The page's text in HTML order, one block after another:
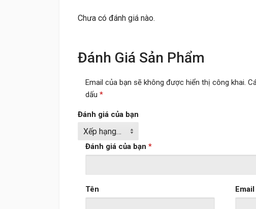
Chưa có đánh giá nào.
Đánh Giá Sản Phẩm
Email của bạn sẽ không được hiển thị công khai.
dấu *
Đánh giá của bạn
Đánh giá của bạn *
Tên Email